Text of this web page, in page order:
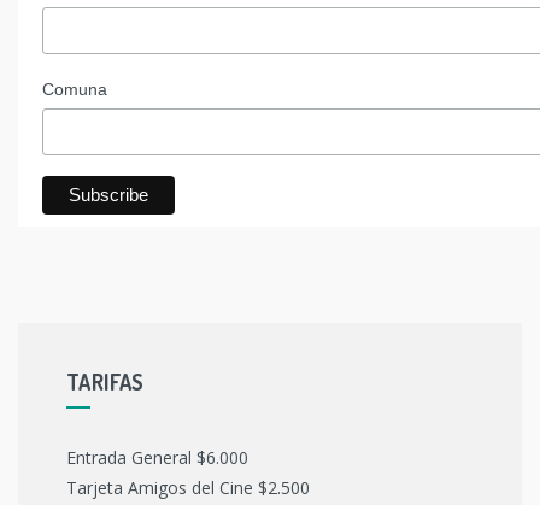
Comuna
TARIFAS
Entrada General $6.000
Tarjeta Amigos del Cine $2.500